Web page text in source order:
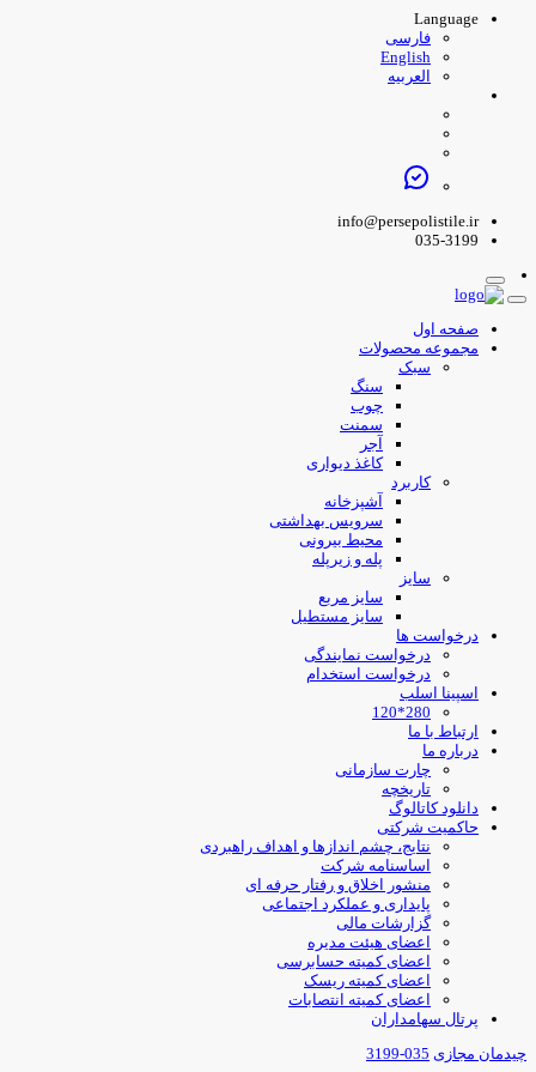
Language
فارسی
English
العربیه
info@persepolistile.ir
035-3199
صفحه اول
مجموعه محصولات
سبک
سنگ
چوب
سمنت
آجر
کاغذ دیواری
کاربرد
آشپزخانه
سرویس بهداشتی
محیط بیرونی
پله و زیرپله
سایز
سایز مربع
سایز مستطیل
درخواست ها
درخواست نمایندگی
درخواست استخدام
اسپینا اسلب
280*120
ارتباط با ما
درباره ما
چارت سازمانی
تاریخچه
دانلود کاتالوگ
حاکمیت شرکتی
نتایج، چشم اندازها و اهداف راهبردی
اساسنامه شرکت
منشور اخلاق و رفتار حرفه ای
پایداری و عملکرد اجتماعی
گزارشات مالی
اعضای هیئت مدیره
اعضای کمیته حسابرسی
اعضای کمیته ریسک
اعضای کمیته انتصابات
پرتال سهامداران
مجازی 035-3199